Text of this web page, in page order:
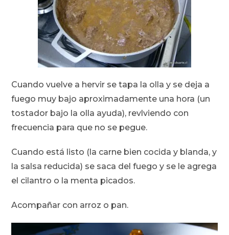
Cuando vuelve a hervir se tapa la olla y se deja a
fuego muy bajo aproximadamente una hora (un
tostador bajo la olla ayuda), revlviendo con
frecuencia para que no se pegue.
Cuando está listo (la carne bien cocida y blanda, y
la salsa reducida) se saca del fuego y se le agrega
el cilantro o la menta picados.
Acompañar con arroz o pan.